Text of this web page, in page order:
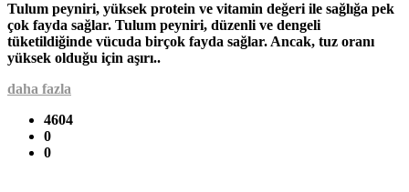
Tulum peyniri, yüksek protein ve vitamin değeri ile sağlığa pek
çok fayda sağlar. Tulum peyniri, düzenli ve dengeli
tüketildiğinde vücuda birçok fayda sağlar. Ancak, tuz oranı
yüksek olduğu için aşırı..
daha fazla
4604
0
0